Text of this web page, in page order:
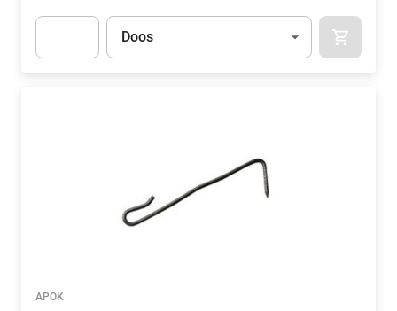
Eenheid
Doos
APOK